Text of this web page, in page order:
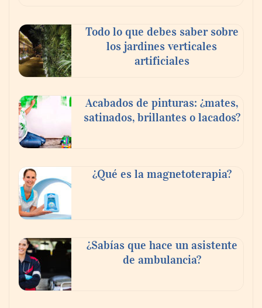
buscan proyectar talento mexicano y
fortalecer el turismo médico
Todo lo que debes saber sobre
los jardines verticales
artificiales
Acabados de pinturas: ¿mates,
satinados, brillantes o lacados?
¿Qué es la magnetoterapia?
¿Sabías que hace un asistente
de ambulancia?